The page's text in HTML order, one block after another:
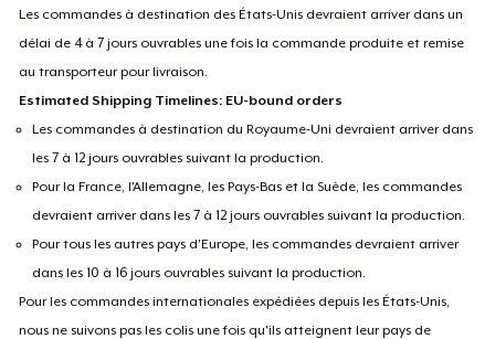
Les commandes à destination des États-Unis devraient arriver dans un
délai de 4 à 7 jours ouvrables une fois la commande produite et remise
au transporteur pour livraison.
Estimated Shipping Timelines: EU-bound orders
Les commandes à destination du Royaume-Uni devraient arriver dans
les 7 à 12 jours ouvrables suivant la production.
Pour la France, l'Allemagne, les Pays-Bas et la Suède, les commandes
devraient arriver dans les 7 à 12 jours ouvrables suivant la production.
Pour tous les autres pays d'Europe, les commandes devraient arriver
dans les 10 à 16 jours ouvrables suivant la production.
Pour les commandes internationales expédiées depuis les États-Unis,
nous ne suivons pas les colis une fois qu'ils atteignent leur pays de